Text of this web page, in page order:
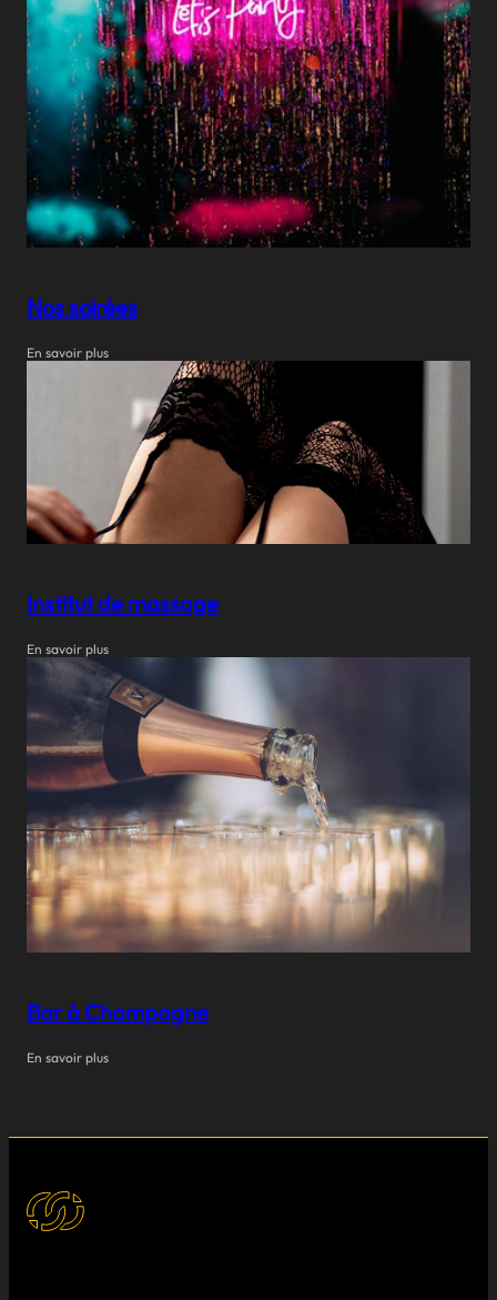
Nos soirées
En savoir plus
Institut de massage
En savoir plus
Bar à Champagne
En savoir plus